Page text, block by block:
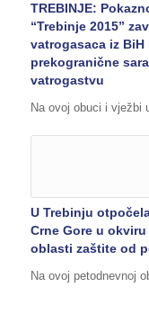
TREBINJE:
“Trebinje 2015”
vatrogasaca iz
prekogranične
vatrogastvu
Na ovoj obuci i
U Trebinju
Crne Gore u
oblasti zaštite od
Na ovoj petodnevnoj